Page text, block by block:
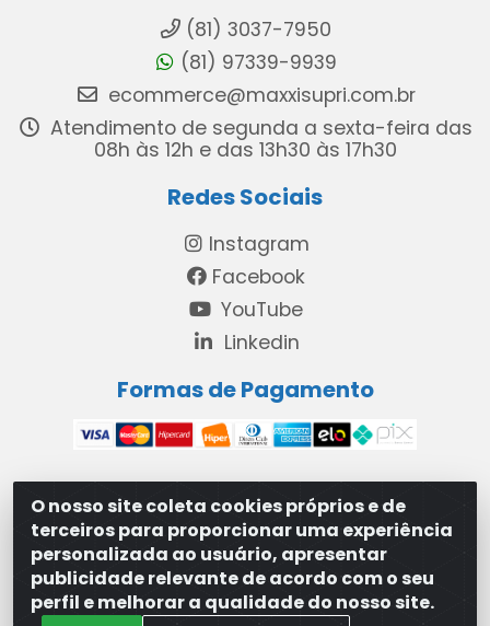
O nosso site coleta cookies próprios e de
terceiros para proporcionar uma experiência
personalizada ao usuário, apresentar
publicidade relevante de acordo com o seu
perfil e melhorar a qualidade do nosso site.
(81) 3037-7950
(81) 97339-9939
ecommerce@maxxisupri.com.br
Atendimento de segunda a sexta-feira das
08h às 12h e das 13h30 às 17h30
Redes Sociais
Instagram
Facebook
YouTube
Linkedin
Formas de Pagamento
MAXXISUPRI COMÉRCIO DE SANEANTES LTDA - Avenida
Antônio Cabral de Souza, 2872 - Maranguape II -
Paulista/PE - CEP 53.421-420 - 31.329.180/0001-83